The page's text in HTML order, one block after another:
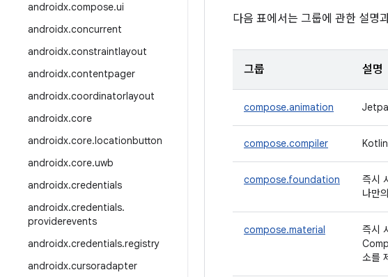
androidx.compose.ui
androidx.concurrent
androidx.constraintlayout
androidx.contentpager
androidx.coordinatorlayout
androidx.core
androidx.core.locationbutton
androidx.core.uwb
androidx.credentials
androidx.credentials.
providerevents
androidx.credentials.registry
androidx.cursoradapter
다음 표에서는 그룹에 관한 설명
그룹 설명
compose.animation
compose.compiler
compose.foundation
즉시
나만
compose.material
즉시
소를